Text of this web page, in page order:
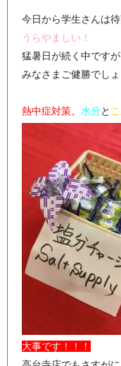
今日から学生さんは
うらやましい！
猛暑日が続く中ですが
みなさまご健勝でし
熱中症対策 水分と
大事です！！！